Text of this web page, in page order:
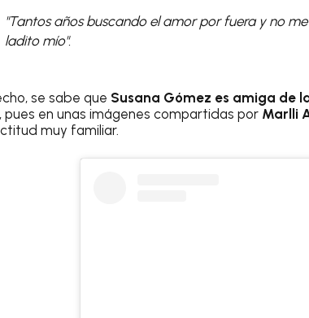
"Tantos años buscando el amor por fuera y no
ladito mío".
se sabe que Susana Gómez es amiga de
pues en unas imágenes compartidas por Marlli
muy familiar.